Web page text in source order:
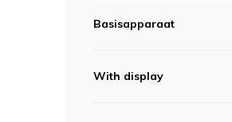
Basisapparaat
With display